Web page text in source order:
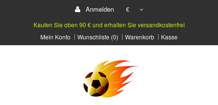
Anmelden
€
Kaufen Sie oben 90 € und erhalten Sie versandkostenfrei
Mein Konto
Wunschliste (0) Warenkorb Kasse